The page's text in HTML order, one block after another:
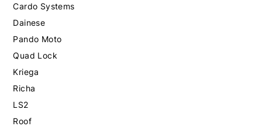
Cardo Systems
Dainese
Pando Moto
Quad Lock
Kriega
Richa
LS2
Roof